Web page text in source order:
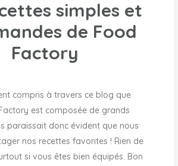
simples et
de Food
Factory
compris à travers ce blog que
est composée de grands
paraissait donc évident que nous
nos recettes favorites ! Rien de
si vous êtes bien équipés. Bon